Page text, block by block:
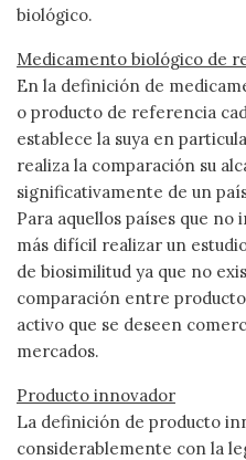
biológico.
Medicamento biológico de
En la definición de
o producto de referencia
establece la suya en
realiza la comparación su
significativamente de un
Para aquellos países que
más difícil realizar un
de biosimilitud ya que no
comparación entre
activo que se deseen
mercados.
Producto innovador
La definición de producto
considerablemente con la